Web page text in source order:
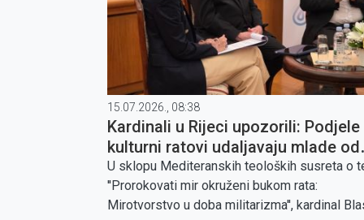
15.07.2026., 08:38
Kardinali u Rijeci upozorili: Podjele
kulturni ratovi udaljavaju mlade od
Crkve
U sklopu Mediteranskih teoloških susreta o
''Prorokovati mir okruženi bukom rata:
Mirotvorstvo u doba militarizma'', kardinal